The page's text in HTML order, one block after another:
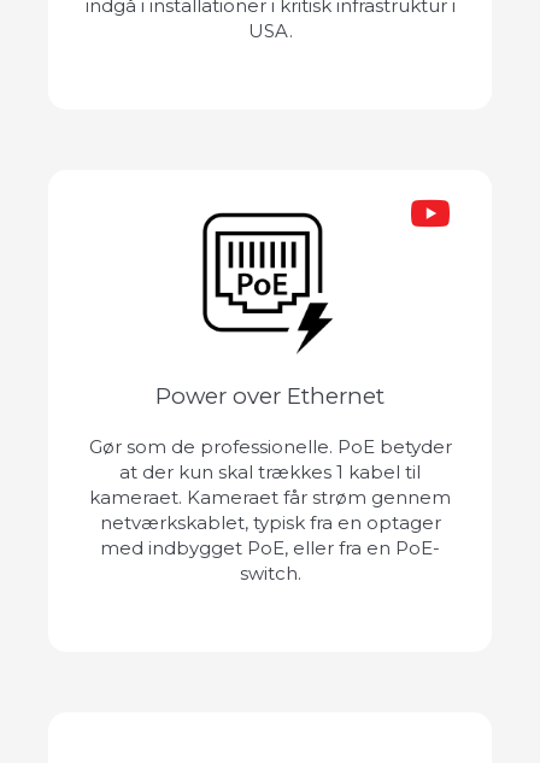
indgå i installationer i kritisk infrastruktur i
USA.
Power over Ethernet
Gør som de professionelle. PoE betyder
at der kun skal trækkes 1 kabel til
kameraet. Kameraet får strøm gennem
netværkskablet, typisk fra en optager
med indbygget PoE, eller fra en PoE-
switch.